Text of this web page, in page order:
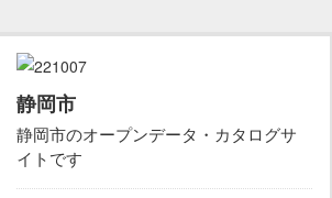
静岡市
静岡市のオープンデータ・カタログサ
イトです